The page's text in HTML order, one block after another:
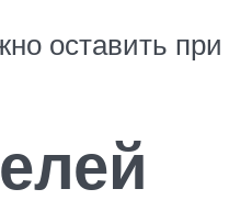
оставить